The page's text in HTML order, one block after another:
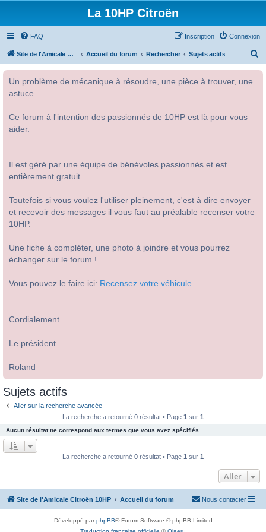
La 10HP Citroën
FAQ Connexion
Inscription
Site de l'Amicale Citroën 10HP Accueil du forum Rechercher Sujets actifs
Un problème de mécanique à résoudre, une pièce à trouver, une
astuce ....
Ce forum à l'intention des passionnés de 10HP est là pour vous
aider.
Il est géré par une équipe de bénévoles passionnés et est
entièrement gratuit.
Toutefois si vous voulez l'utiliser pleinement, c'est à dire envoyer
et recevoir des messages il vous faut au préalable recenser votre
10HP.
Une fiche à compléter, une photo à joindre et vous pourrez
échanger sur le forum !
Vous pouvez le faire ici: Recensez votre véhicule
Cordialement
Le président
Roland
Sujets actifs
Aller sur la recherche avancée
La recherche a retourné 0 résultat • Page 1 sur 1
Aucun résultat ne correspond aux termes que vous avez spécifiés.
La recherche a retourné 0 résultat • Page 1 sur 1
Aller
Site de l'Amicale Citroën 10HP Accueil du forum Nous contacter
Développé parphpBB® Forum Software © phpBB Limited